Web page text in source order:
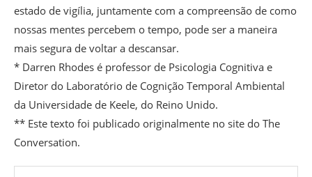
estado de vigília, juntamente com a compreensão de como
nossas mentes percebem o tempo, pode ser a maneira
mais segura de voltar a descansar.
* Darren Rhodes é professor de Psicologia Cognitiva e
Diretor do Laboratório de Cognição Temporal Ambiental
da Universidade de Keele, do Reino Unido.
** Este texto foi publicado originalmente no site do The
Conversation.